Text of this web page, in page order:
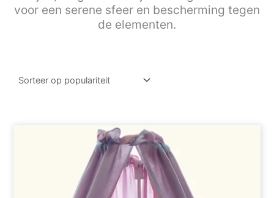
voor een serene sfeer en bescherming tegen
de elementen.
€239,95
meerdere
variaties.